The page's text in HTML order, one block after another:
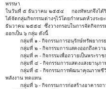
พรรษา
ในวันที่ ๕ ธันวาคม ๒๕๕๔ กองทัพบกจึงได้ริเ
ได้จัดกลุ่มกิจกรรมต่างๆไว้โดยกำหนดห้วงระ
ธันวาคม ๒๕๕๔ ซึ่งวางกรอบในการจัดกิจกรร
ออกเป็น ๖ กลุ่ม ดังนี้
กลุ่มที่ ๑ - กิจกรรมการอนุรักษ์ทรัพยากรธ
กลุ่มที่ ๒ - กิจกรรมการแสดงออกถึงความ
กลุ่มที่ ๓ - กิจกรรมเพื่อถวายเป็นพระราช
กลุ่มที่ ๔ - กิจกรรมการแสดงแสงยานุภา
กลุ่มที่ ๕ - กิจกรรมการพัฒนาคุณภาพชีวิต
พลังงาน ทดแทน
กลุ่มที่ ๖ - กิจกรรมการก่อสร้างอาคารถาว